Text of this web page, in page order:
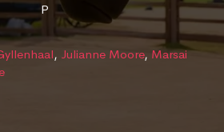
P
, Julianne Moore, Marsai